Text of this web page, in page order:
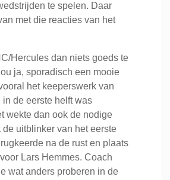
te spelen. Daar
met die reacties van het
Hercules dan niets goeds te
ja, sporadisch een mooie
het keeperswerk van
de eerste helft was
wekte dan ook de nodige
de uitblinker van het eerste
na de rust en plaats
Lars Hemmes. Coach
wat anders proberen in de